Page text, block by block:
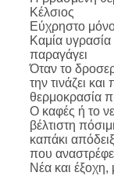
Κέλσιος
Εύχρηστο
Καμία
παραγάγει
Όταν το
την τινάζει
θερμοκρασία
Ο καφές ή το
βέλτιστη
καπάκι
που
Νέα και έξοχη,